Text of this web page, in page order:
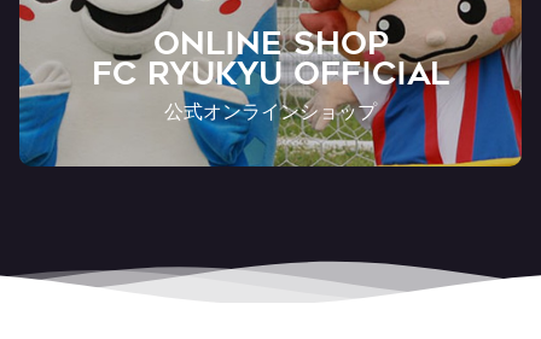
ONLINE SHOP
FC RYUKYU OFFICIAL
公式オンラインショップ